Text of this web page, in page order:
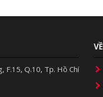
F.15, Q.10, Tp. Hồ Chí